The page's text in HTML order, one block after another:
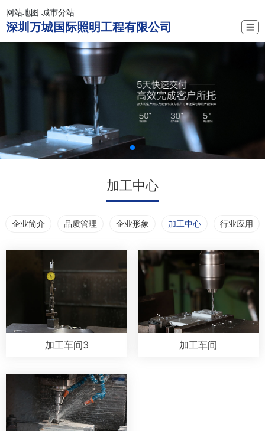
网站地图 城市分站
深圳万城国际照明工程有限公司 ☰
加工中心
企业简介 品质管理 企业形象 加工中心 行业应用
加工车间3 加工车间